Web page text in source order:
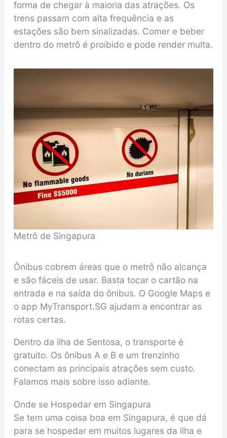
forma de chegar à maioria das atrações. Os
trens passam com alta frequência e as
estações são bem sinalizadas. Comer e beber
dentro do metrô é proibido e pode render multa.
Metrô de Singapura
Ônibus cobrem áreas que o metrô não alcança
e são fáceis de usar. Basta tocar o cartão na
entrada e na saída do ônibus. O Google Maps e
o app MyTransport.SG ajudam a encontrar as
rotas certas.
Dentro da ilha de Sentosa, o transporte é
gratuito. Os ônibus A e B e um trenzinho
conectam as principais atrações sem custo.
Falamos mais sobre isso adiante.
Onde se Hospedar em Singapura
Se tem uma coisa boa em Singapura, é que dá
para se hospedar em muitos lugares da ilha e